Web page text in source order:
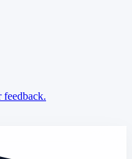
feedback.